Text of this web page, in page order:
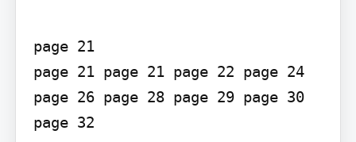
page 21
page 21 page 21 page 22 page 24
page 26 page 28 page 29 page 30
page 32